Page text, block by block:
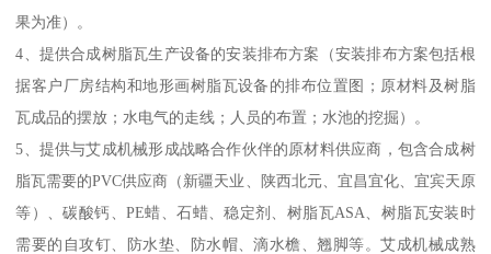
果为准）。
4、提供合成树脂瓦生产设备的安装排布方案（安装排布方案包括根
据客户厂房结构和地形画树脂瓦设备的排布位置图；原材料及树脂
瓦成品的摆放；水电气的走线；人员的布置；水池的挖掘）。
5、提供与艾成机械形成战略合作伙伴的原材料供应商，包含合成树
脂瓦需要的PVC供应商（新疆天业、陕西北元、宜昌宜化、宜宾天原
等）、碳酸钙、PE蜡、石蜡、稳定剂、树脂瓦ASA、树脂瓦安装时
需要的自攻钉、防水垫、防水帽、滴水檐、翘脚等。艾成机械成熟